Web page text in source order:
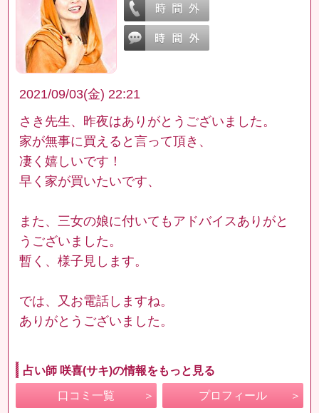
2021/09/03(金) 22:21
さき先生、昨夜はありがとうございました。
家が無事に買えると言って頂き、
凄く嬉しいです！
早く家が買いたいです、
また、三女の娘に付いてもアドバイスありがと
うございました。
暫く、様子見します。
では、又お電話しますね。
ありがとうございました。
占い師 咲喜(サキ)の情報をもっと見る
口コミ一覧 プロフィール